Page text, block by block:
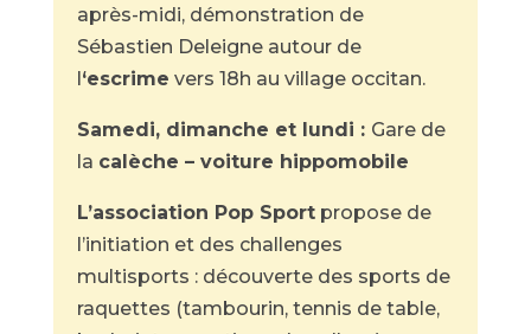
après-midi, démonstration de
Sébastien Deleigne autour de
l‘escrime vers 18h au village occitan.
Samedi, dimanche et lundi : Gare de
la calèche – voiture hippomobile
L’association Pop Sportpropose de
l’initiation et des challenges
multisports : découverte des sports de
raquettes (tambourin, tennis de table,